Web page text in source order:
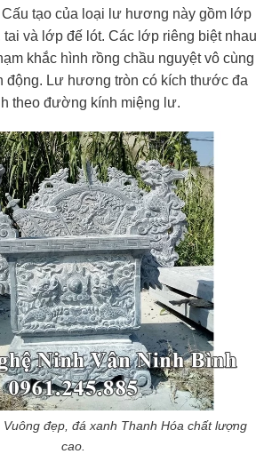
tạo của loại lư hương này gồm lớp
tai và lớp đế lót. Các lớp riêng biệt nhau
khắc hình rồng chầu nguyệt vô cùng
động. Lư hương tròn có kích thước đa
theo đường kính miệng lư.
đẹp, đá xanh Thanh Hóa chất lượng
cao.